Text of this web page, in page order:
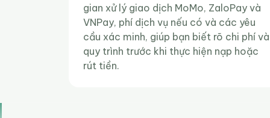
gian xử lý giao dịch MoMo, ZaloPay và
VNPay, phí dịch vụ nếu có và các yêu
cầu xác minh, giúp bạn biết rõ chi phí và
quy trình trước khi thực hiện nạp hoặc
rút tiền.